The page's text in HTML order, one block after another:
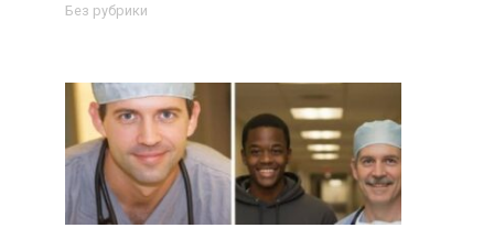
Без рубрики